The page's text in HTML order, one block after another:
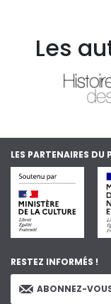
Les
LES PARTENAIRES DU
RESTEZ INFORMÉS !
ABONNEZ-